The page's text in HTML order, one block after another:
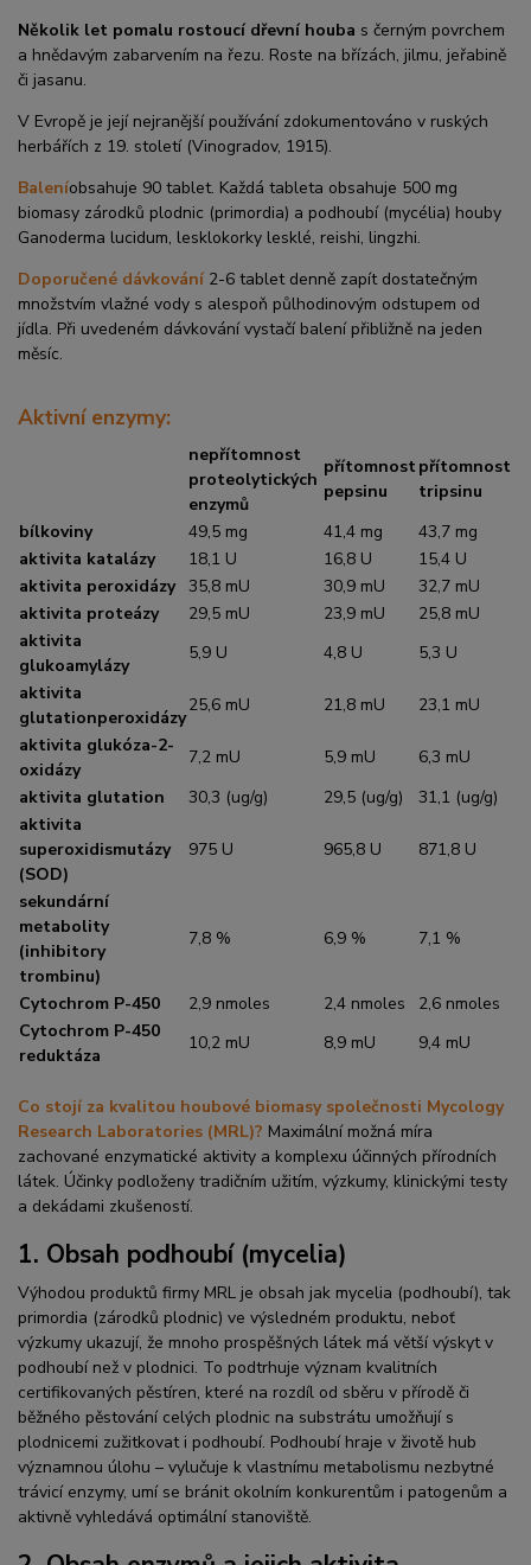
Několik let pomalu rostoucí dřevní houba s černým povrchem
a hnědavým zabarvením na řezu. Roste na břízách, jilmu, jeřabině
či jasanu.
V Evropě je její nejranější používání zdokumentováno v ruských
herbářích z 19. století (Vinogradov, 1915).
Baleníobsahuje 90 tablet. Každá tableta obsahuje 500 mg
biomasy zárodků plodnic (primordia) a podhoubí (mycélia) houby
Ganoderma lucidum, lesklokorky lesklé, reishi, lingzhi.
Doporučené dávkování 2-6 tablet denně zapít dostatečným
množstvím vlažné vody s alespoň půlhodinovým odstupem od
jídla. Při uvedeném dávkování vystačí balení přibližně na jeden
měsíc.
Aktivní enzymy:
nepřítomnost
proteolytických
enzymů
přítomnost
pepsinu
přítomnost
tripsinu
bílkoviny
49,5 mg 41,4 mg
43,7 mg
aktivita katalázy
18,1 U 16,8 U
15,4 U
aktivita peroxidázy 35,8 mU 30,9 mU
32,7 mU
aktivita proteázy
29,5 mU 23,9 mU
25,8 mU
aktivita
glukoamylázy
5,9 U 4,8 U
5,3 U
aktivita
glutationperoxidázy
25,6 mU 21,8 mU
23,1 mU
aktivita glukóza-2-
oxidázy
7,2 mU 5,9 mU
6,3 mU
aktivita glutation
30,3 (ug/g) 29,5 (ug/g)
31,1 (ug/g)
aktivita
superoxidismutázy
(SOD)
975 U 965,8 U 871,8 U
sekundární
metabolity
(inhibitory
trombinu)
7,8 % 6,9 % 7,1 %
Cytochrom P-450 2,9 nmoles 2,4 nmoles
2,6 nmoles
Cytochrom P-450
reduktáza
10,2 mU 8,9 mU 9,4 mU
Co stojí za kvalitou houbové biomasy společnosti Mycology
Research Laboratories (MRL)? Maximální možná míra
zachované enzymatické aktivity a komplexu účinných přírodních
látek. Účinky podloženy tradičním užitím, výzkumy, klinickými testy
a dekádami zkušeností.
1. Obsah podhoubí (mycelia)
Výhodou produktů firmy MRL je obsah jak mycelia (podhoubí), tak
primordia (zárodků plodnic) ve výsledném produktu, neboť
výzkumy ukazují, že mnoho prospěšných látek má větší výskyt v
podhoubí než v plodnici. To podtrhuje význam kvalitních
certifikovaných pěstíren, které na rozdíl od sběru v přírodě či
běžného pěstování celých plodnic na substrátu umožňují s
plodnicemi zužitkovat i podhoubí. Podhoubí hraje v životě hub
významnou úlohu – vylučuje k vlastnímu metabolismu nezbytné
trávicí enzymy, umí se bránit okolním konkurentům i patogenům a
aktivně vyhledává optimální stanoviště.